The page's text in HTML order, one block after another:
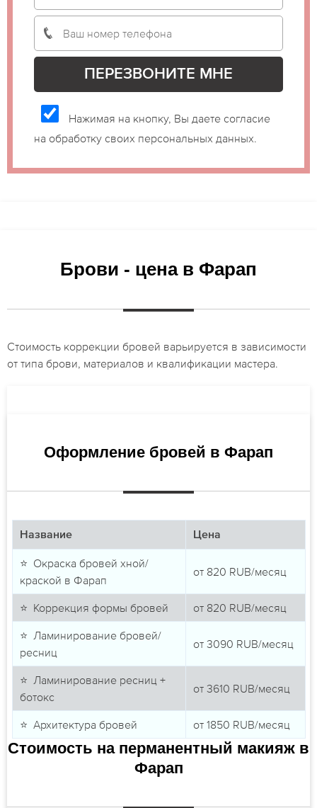
Нажимая на кнопку, Вы даете согласие
на обработку своих персональных данных.
Брови - цена в Фарап
Стоимость коррекции бровей варьируется в зависимости
от типа брови, материалов и квалификации мастера.
Оформление бровей в Фарап
Название Цена
⭐ Окраска бровей хной/
краской в Фарап
от 820 RUB/месяц
⭐ Коррекция формы бровей от 820 RUB/месяц
⭐ Ламинирование бровей/
ресниц
от 3090 RUB/месяц
⭐ Ламинирование ресниц +
ботокс
от 3610 RUB/месяц
⭐ Архитектура бровей от 1850 RUB/месяц
Стоимость на перманентный макияж в
Фарап